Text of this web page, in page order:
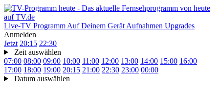
Live-TV Programm Auf Deinem Gerät Aufnahmen Upgrades
Anmelden
Jetzt 20:15 22:30
Zeit auswählen
07:00 08:00 09:00 10:00 11:00 12:00 13:00 14:00 15:00 16:00
17:00 18:00 19:00 20:15 21:00 22:30 23:00 00:00
Datum auswählen